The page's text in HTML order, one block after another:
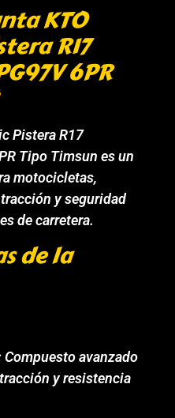
KTO
R17
6PR
Pistera R17
Tipo Timsun es un
motocicletas,
y seguridad
de carretera.
de la
avanzado
y resistencia